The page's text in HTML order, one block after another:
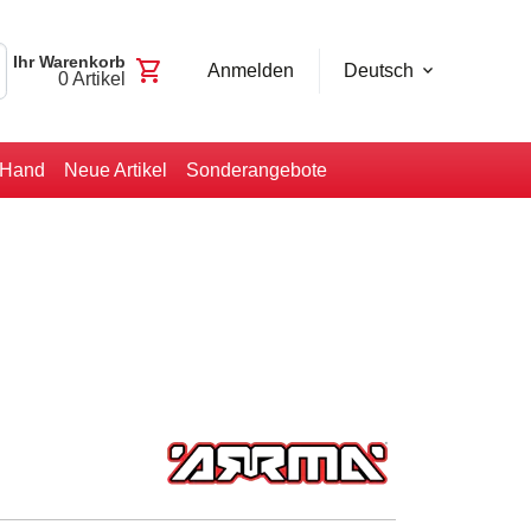
Ihr Warenkorb
0Artikel shopping_cart Anmelden Deutsch
Neue Artikel Sonderangebote